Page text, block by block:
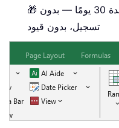
🎁 نسخة تجريبية كاملة الميزات لمدة 30 يومًا — بدون
تسجيل، بدون قيود